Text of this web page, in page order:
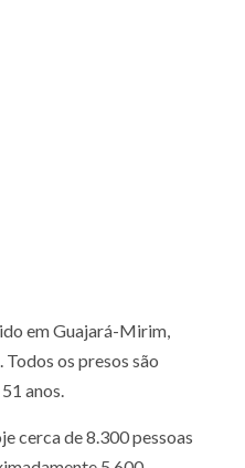
em Guajará-Mirim,
os presos são
anos.
cerca de 8.300 pessoas